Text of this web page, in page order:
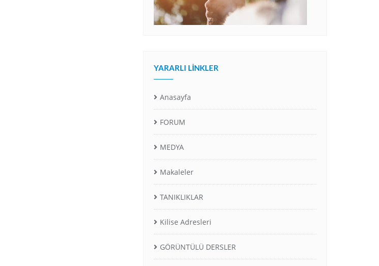
YARARLI LINKLER
Anasayfa
FORUM
MEDYA
Makaleler
TANIKLIKLAR
Kilise Adresleri
GÖRÜNTÜLÜ DERSLER